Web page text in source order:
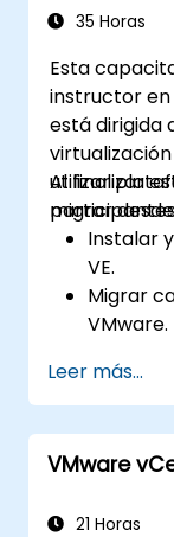
35 Horas
Esta
instructor en
está dirigida
utilizar
migrar
Al finalizar
Instalar
VE.
Migrar
VMware.
Leer más...
VMware
21 Horas